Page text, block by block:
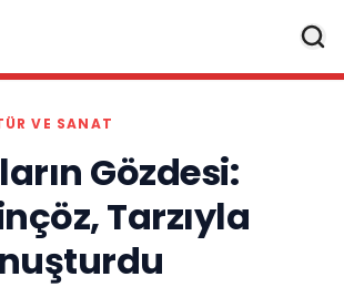
VE SANAT
Gözdesi:
Tarzıyla